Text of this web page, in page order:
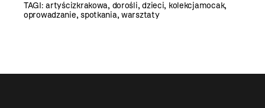
TAGI:artyścizkrakowa, dorośli,dzieci, kolekcjamocak,
oprowadzanie,spotkania,warsztaty